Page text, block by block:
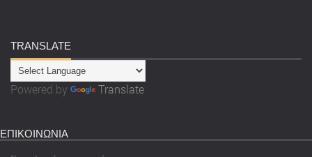
TRANSLATE
Powered by Translate
ΕΠΙΚΟΙΝΩΝΙΑ